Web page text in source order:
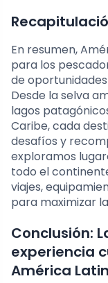
En resumen,
para los
de
Desde la selva
lagos
Caribe, cada
desafíos y
exploramos
todo el
viajes,
para maximizar
Conclusión:
experiencia
América